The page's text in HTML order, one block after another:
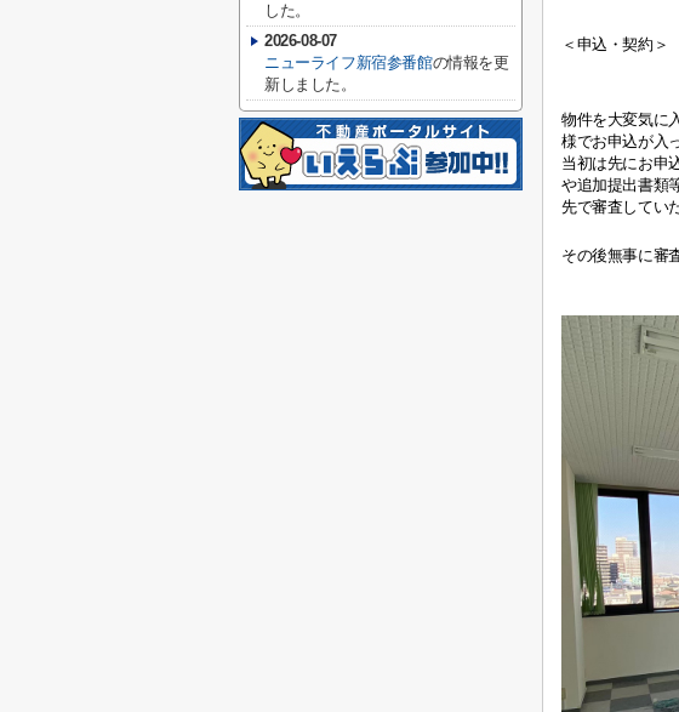
＜申込・契約＞
物件を大変気に
様でお申込が入
当初は先にお申
や追加提出書類
先で審査してい
その後無事に審
した。
2026-08-07
ニューライフ新宿参番館の情報を更
新しました。